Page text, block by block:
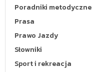
Poradniki metodyczne
Prasa
Prawo Jazdy
Słowniki
Sport i rekreacja